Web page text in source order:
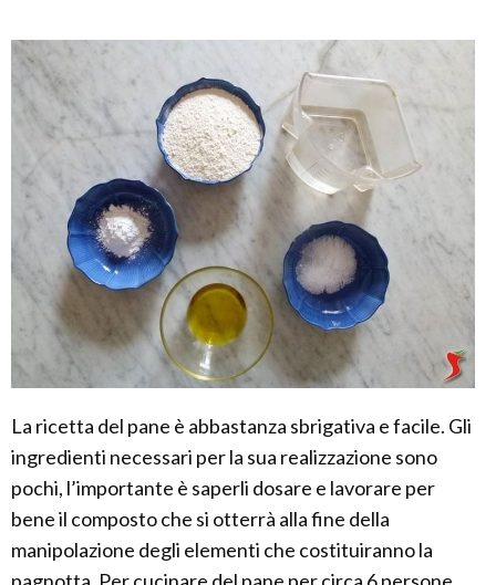
La ricetta del pane è abbastanza sbrigativa e facile. Gli
ingredienti necessari per la sua realizzazione sono
pochi, l’importante è saperli dosare e lavorare per
bene il composto che si otterrà alla fine della
manipolazione degli elementi che costituiranno la